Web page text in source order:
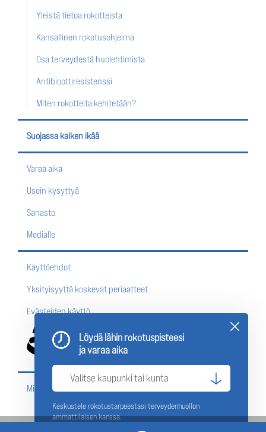
Löydä lähin rokotuspisteesi
ja varaa aika
Keskustele rokotustarpeestasi terveydenhuollon
ammattilaisen kanssa.
Yleistä tietoa rokotteista
Kansallinen rokotusohjelma
Osa terveydestä huolehtimista
Antibioottiresistenssi
Miten rokotteita kehitetään?
Suojassa kaiken ikää
Varaa aika
Usein kysyttyä
Sanasto
Medialle
Käyttöehdot
Yksityisyyttä koskevat periaatteet
Evästeiden käyttö
Missä rokottautua?